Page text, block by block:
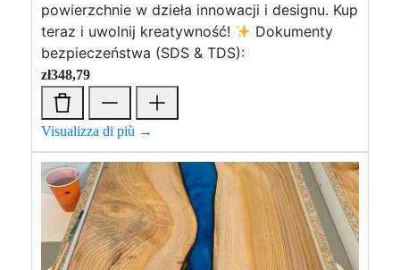
powierzchnie w dzieła innowacji i designu. Kup
teraz i uwolnij kreatywność!
Dokumenty
bezpieczeństwa (SDS & TDS):
zł348,79
Visualizza di più →